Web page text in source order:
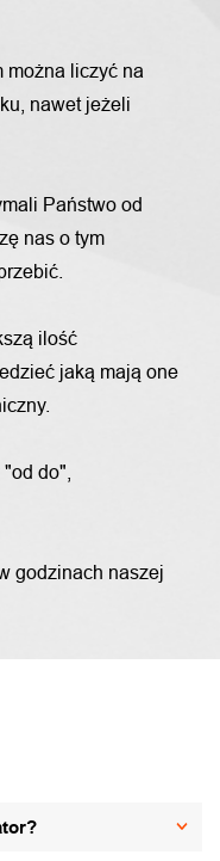
można liczyć na
nawet jeżeli
Państwo od
nas o tym
ilość
jaką mają one
do",
godzinach naszej